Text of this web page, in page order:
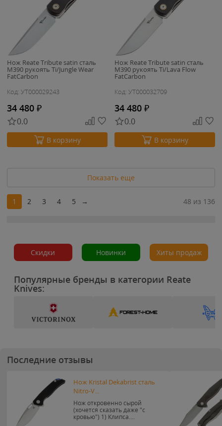
Нож Reate Tribute satin сталь
M390 рукоять Ti/Jungle Wear
FatCarbon
Код: УТ000029243
34 480 ₽
0.0
В корзину
Нож Reate Tribute satin сталь
M390 рукоять Ti/Lava Flow
FatCarbon
Код: УТ000032709
34 480 ₽
0.0
В корзину
Показать еще
1 2 3 4 5 → 48 из 136
Скидки Новинки Хиты продаж
Популярные бренды в категории Reate
Knives:
Последние отзывы
Нож Kristal Dekabrist сталь
Nitro-V...
Нож откровенно сырой
(хочется сказать даже "с
кровью") 1) Клипса....